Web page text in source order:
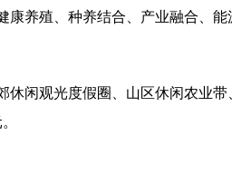
康养殖、种养结合、产业融合、能
休闲观光度假圈、山区休闲农业带